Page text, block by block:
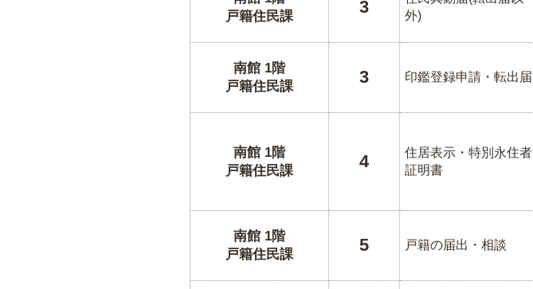
戸籍住民課
3
外)
南館 1階
戸籍住民課
3 印鑑登録申請・転出届
南館 1階
戸籍住民課
4
住居表示・特別永住者
証明書
南館 1階
戸籍住民課
5 戸籍の届出・相談